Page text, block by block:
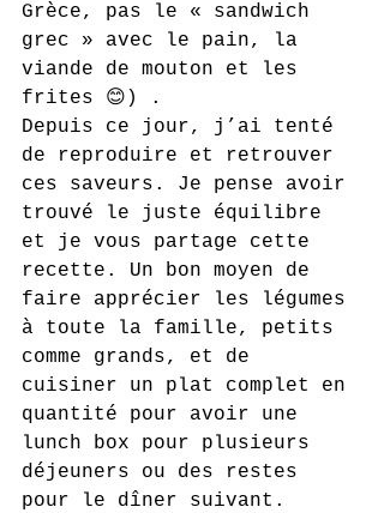
Grèce, pas le « sandwich
grec » avec le pain, la
viande de mouton et les
frites 😊) .
Depuis ce jour, j’ai tenté
de reproduire et retrouver
ces saveurs. Je pense avoir
trouvé le juste équilibre
et je vous partage cette
recette. Un bon moyen de
faire apprécier les légumes
à toute la famille, petits
comme grands, et de
cuisiner un plat complet en
quantité pour avoir une
lunch box pour plusieurs
déjeuners ou des restes
pour le dîner suivant.